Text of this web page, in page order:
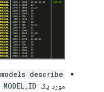
models describe
مورد یک MODEL_ID